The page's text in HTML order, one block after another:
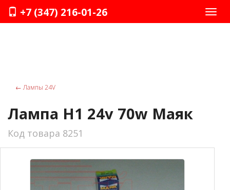
+7 (347) 216-01-26
←Лампы 24V
Лампа Н1 24v 70w Маяк
Код товара 8251